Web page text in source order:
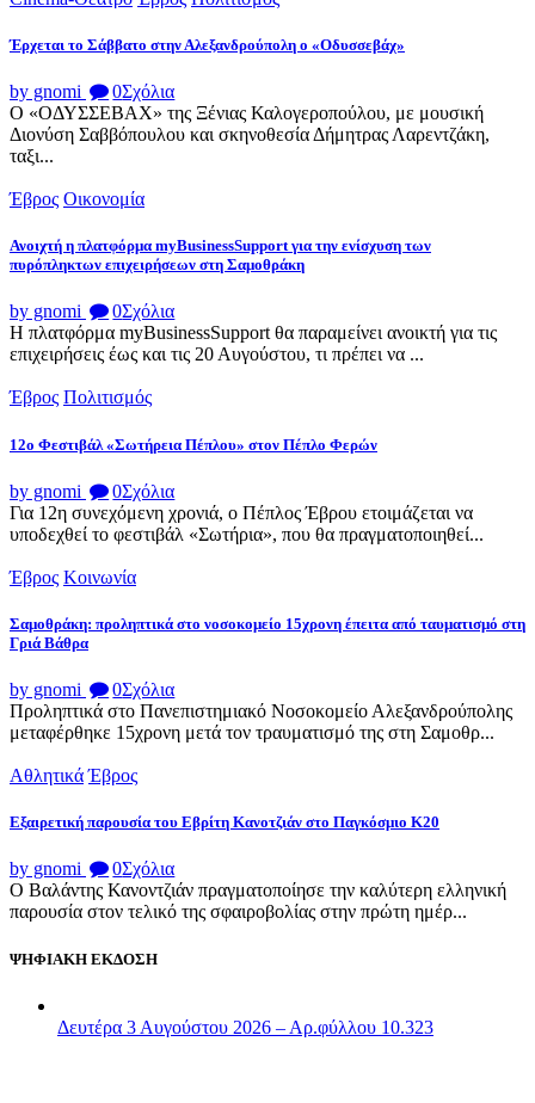
Έρχεται το Σάββατο στην Αλεξανδρούπολη ο «Οδυσσεβάχ»
by gnomi 0Σχόλια
Ο «ΟΔΥΣΣΕΒΑΧ» της Ξένιας Καλογεροπούλου, με μουσική
Διονύση Σαββόπουλου και σκηνοθεσία Δήμητρας Λαρεντζάκη,
ταξι...
Έβρος Οικονομία
Ανοιχτή η πλατφόρμα myBusinessSupport για την ενίσχυση των
πυρόπληκτων επιχειρήσεων στη Σαμοθράκη
by gnomi 0Σχόλια
Η πλατφόρμα myBusinessSupport θα παραμείνει ανοικτή για τις
επιχειρήσεις έως και τις 20 Αυγούστου, τι πρέπει να ...
Έβρος Πολιτισμός
12ο Φεστιβάλ «Σωτήρεια Πέπλου» στον Πέπλο Φερών
by gnomi 0Σχόλια
Για 12η συνεχόμενη χρονιά, ο Πέπλος Έβρου ετοιμάζεται να
υποδεχθεί το φεστιβάλ «Σωτήρια», που θα πραγματοποιηθεί...
Έβρος Κοινωνία
Σαμοθράκη: προληπτικά στο νοσοκομείο 15χρονη έπειτα από ταυματισμό στη
Γριά Βάθρα
by gnomi 0Σχόλια
Προληπτικά στο Πανεπιστημιακό Νοσοκομείο Αλεξανδρούπολης
μεταφέρθηκε 15χρονη μετά τον τραυματισμό της στη Σαμοθρ...
Αθλητικά Έβρος
Εξαιρετική παρουσία του Εβρίτη Κανοτζιάν στο Παγκόσμιο Κ20
by gnomi 0Σχόλια
Ο Βαλάντης Κανοντζιάν πραγματοποίησε την καλύτερη ελληνική
παρουσία στον τελικό της σφαιροβολίας στην πρώτη ημέρ...
ΨΗΦΙΑΚΗ ΕΚΔΟΣΗ
Δευτέρα 3 Αυγούστου 2026 – Αρ.φύλλου 10.323